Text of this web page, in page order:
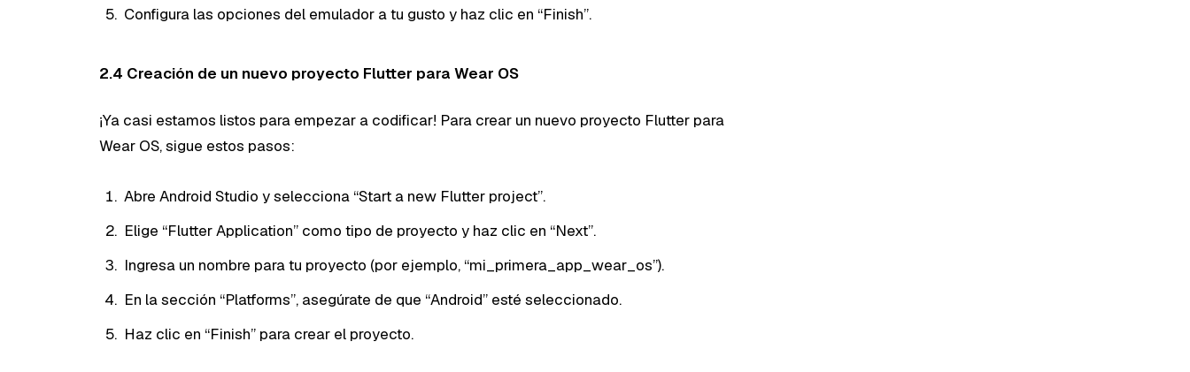
Configura las opciones del emulador a tu gusto y haz clic en “Finish”.
2.4 Creación de un nuevo proyecto Flutter para Wear OS
¡Ya casi estamos listos para empezar a codificar! Para crear un nuevo proyecto Flutter para
Wear OS, sigue estos pasos:
Abre Android Studio y selecciona “Start a new Flutter project”.
Elige “Flutter Application” como tipo de proyecto y haz clic en “Next”.
Ingresa un nombre para tu proyecto (por ejemplo, “mi_primera_app_wear_os”).
En la sección “Platforms”, asegúrate de que “Android” esté seleccionado.
Haz clic en “Finish” para crear el proyecto.